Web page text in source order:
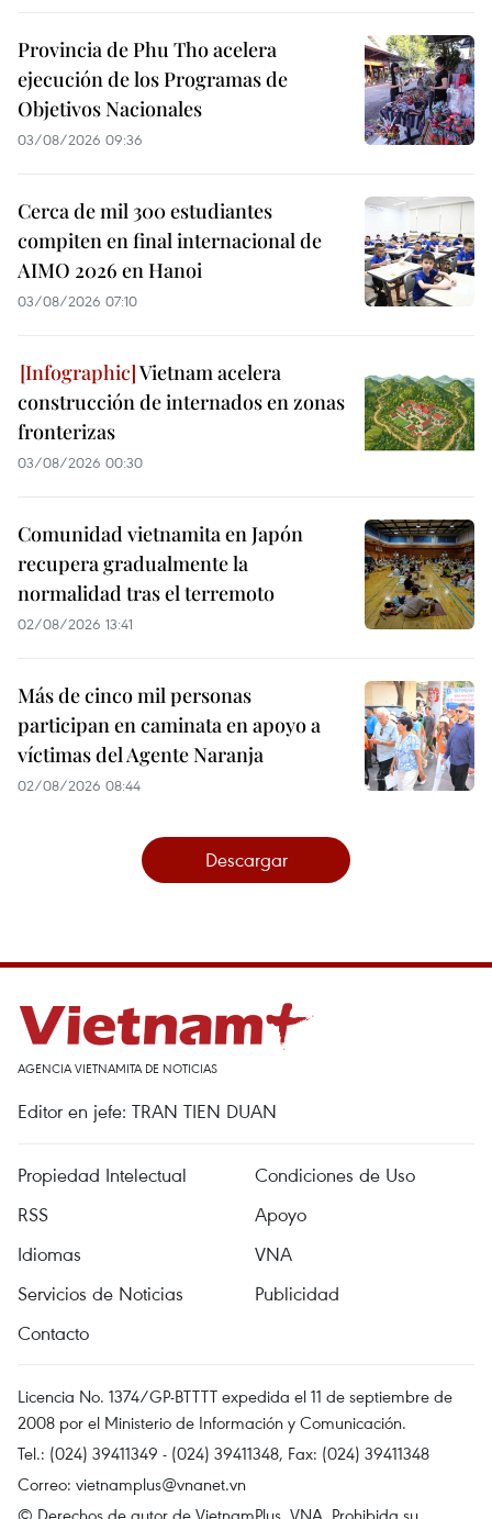
Provincia de Phu Tho acelera
ejecución de los Programas de
Objetivos Nacionales
03/08/2026 09:36
Cerca de mil 300 estudiantes
compiten en final internacional de
AIMO 2026 en Hanoi
03/08/2026 07:10
Vietnam acelera
construcción de internados en zonas
fronterizas
03/08/2026 00:30
Comunidad vietnamita en Japón
recupera gradualmente la
normalidad tras el terremoto
02/08/2026 13:41
Más de cinco mil personas
participan en caminata en apoyo a
víctimas del Agente Naranja
02/08/2026 08:44
Descargar
AGENCIA VIETNAMITA DE NOTICIAS
Editor en jefe: TRAN TIEN DUAN
Propiedad Intelectual
Condiciones de Uso
RSS
Apoyo
Idiomas
VNA
Servicios de Noticias
Publicidad
Contacto
Licencia No. 1374/GP-BTTTT expedida el 11 de septiembre de
2008 por el Ministerio de Información y Comunicación.
Tel.: (024) 39411349 - (024) 39411348, Fax: (024) 39411348
Correo: vietnamplus@vnanet.vn